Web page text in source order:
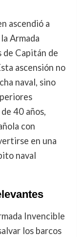
ascendió a
Armada
de Capitán de
ascensión no
naval, sino
40 años,
con
en una
naval
Invencible
los barcos